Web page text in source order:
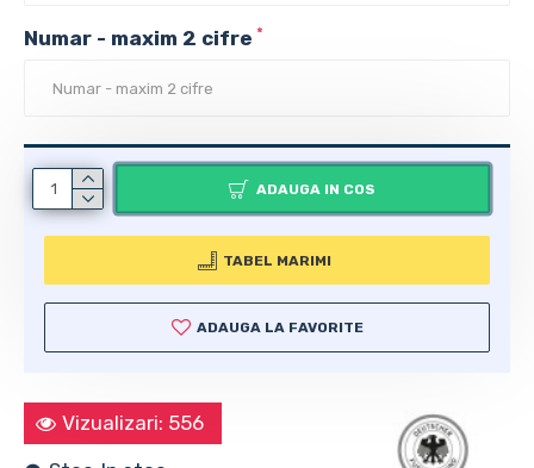
Vizualizari: 556
Numar - maxim 2 cifre
ADAUGA IN COS
TABEL MARIMI
ADAUGA LA FAVORITE